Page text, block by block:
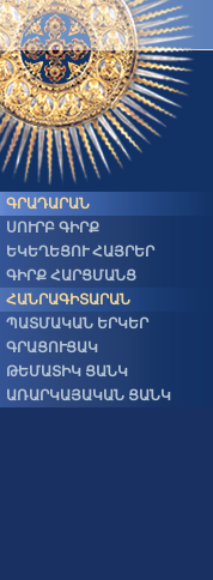
ԳՐԱԴԱՐԱՆ
ՍՈՒՐԲ ԳԻՐՔ
ԵԿԵՂԵՑՈՒ ՀԱՅՐԵՐ
ԳԻՐՔ ՀԱՐՑՄԱՆՑ
ՀԱՆՐԱԳԻՏԱՐԱՆ
ՊԱՏՄԱԿԱՆ ԵՐԿԵՐ
ԳՐԱՑՈՒՑԱԿ
ԹԵՄԱՏԻԿ ՑԱՆԿ
ԱՌԱՐԿԱՅԱԿԱՆ ՑԱՆԿ